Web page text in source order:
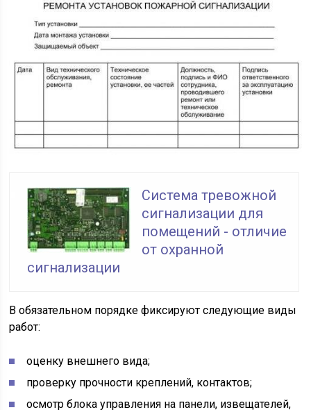
Система тревожной
сигнализации для
помещений - отличие
от охранной
сигнализации
В обязательном порядке фиксируют следующие виды
работ:
оценку внешнего вида;
проверку прочности креплений, контактов;
осмотр блока управления на панели, извещателей,